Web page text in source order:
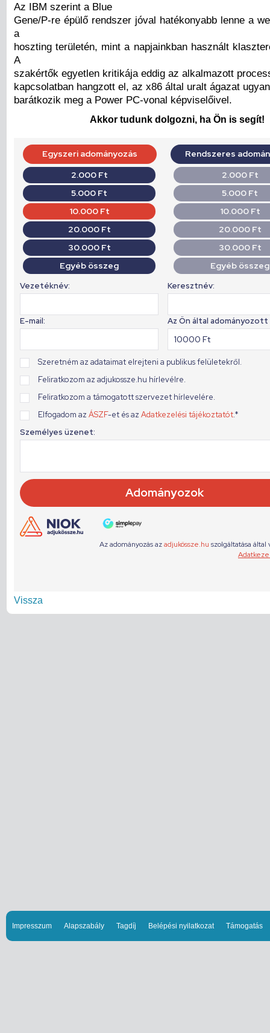
Az IBM szerint a Blue
Gene/P-re épülő rendszer jóval hatékonyabb lenne a
a
hoszting területén, mint a napjainkban használt
A
szakértők egyetlen kritikája eddig az alkalmazott
kapcsolatban hangzott el, az x86 által uralt ágazat
barátkozik meg a Power PC-vonal képviselőivel.
Akkor tudunk dolgozni, ha Ön is segít!
Vissza
Impresszum Alapszabály Tagdíj Belépési nyilatkozat Támogatás